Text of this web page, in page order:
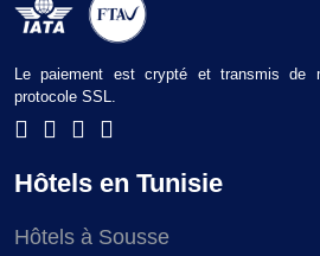
Le paiement est crypté et transmis de
protocole SSL.
Hôtels en Tunisie
Hôtels à Sousse